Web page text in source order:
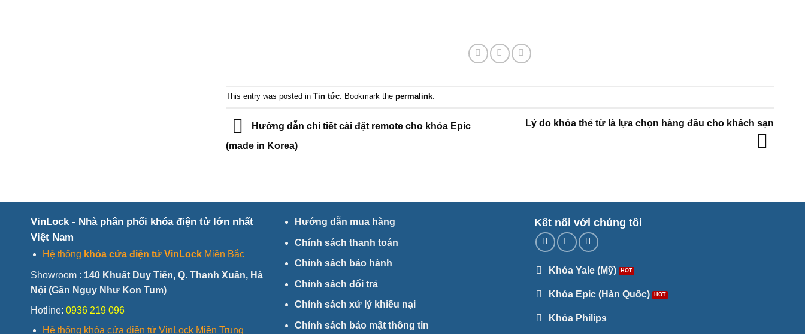
This entry was posted in Tin tức. Bookmark the permalink.
Hướng dẫn chi tiết cài đặt remote cho khóa Epic
(made in Korea)
Lý do khóa thẻ từ là lựa chọn hàng đầu cho khách sạn
VinLock - Nhà phân phối khóa điện tử lớn nhất
Việt Nam
Hệ thống khóa cửa điện tử VinLock Miền Bắc
Showroom : 140 Khuất Duy Tiến, Q. Thanh Xuân, Hà
Nội (Gần Ngụy Như Kon Tum)
Hotline: 0936 219 096
Hệ thống khóa cửa điện tử VinLock Miền Trung
Hướng dẫn mua hàng
Chính sách thanh toán
Chính sách bảo hành
Chính sách đổi trả
Chính sách xử lý khiếu nại
Chính sách bảo mật thông tin
Kết nối với chúng tôi
Khóa Yale (Mỹ)
Khóa Epic (Hàn Quốc)
Khóa Philips